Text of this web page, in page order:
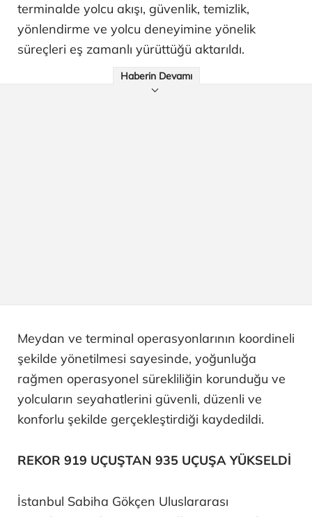
terminalde yolcu akışı, güvenlik, temizlik,
yönlendirme ve yolcu deneyimine yönelik
süreçleri eş zamanlı yürüttüğü aktarıldı.
Haberin Devamı
Meydan ve terminal operasyonlarının koordineli
şekilde yönetilmesi sayesinde, yoğunluğa
rağmen operasyonel sürekliliğin korunduğu ve
yolcuların seyahatlerini güvenli, düzenli ve
konforlu şekilde gerçekleştirdiği kaydedildi.
REKOR 919 UÇUŞTAN 935 UÇUŞA YÜKSELDİ
İstanbul Sabiha Gökçen Uluslararası